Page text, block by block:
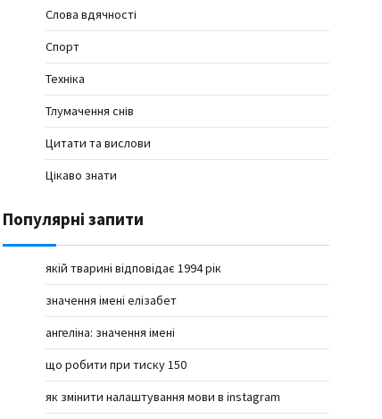
Слова вдячності
Спорт
Техніка
Тлумачення снів
Цитати та вислови
Цікаво знати
Популярні запити
якій тварині відповідає 1994 рік
значення імені елізабет
ангеліна: значення імені
що робити при тиску 150
як змінити налаштування мови в instagram